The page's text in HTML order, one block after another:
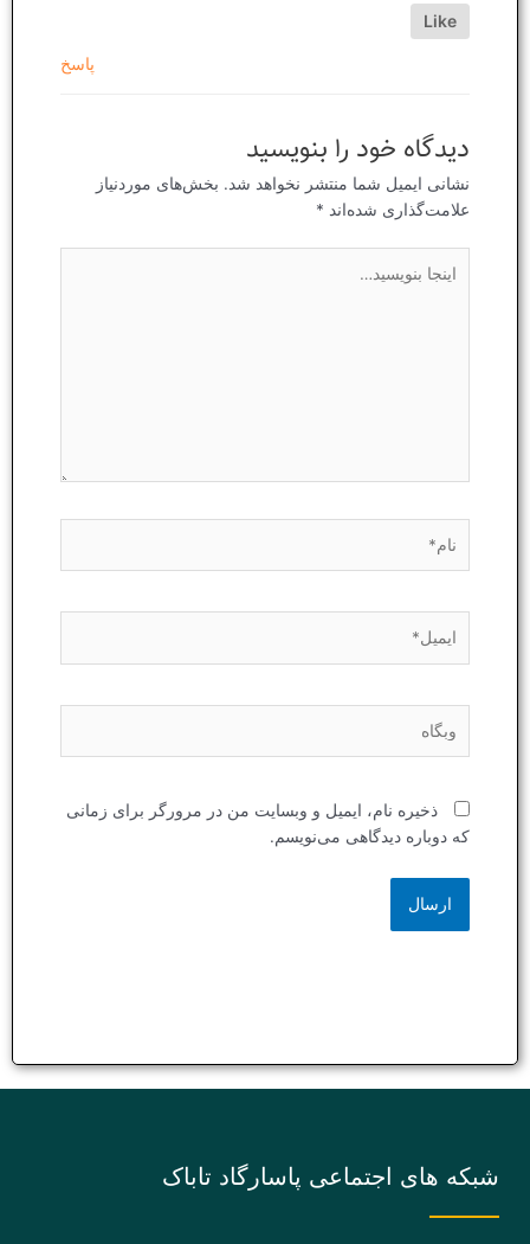
Like
پاسخ
دیدگاه‌ خود را بنویسید
نشانی ایمیل شما منتشر نخواهد شد. بخش‌های موردنیاز
علامت‌گذاری شده‌اند *
بنویسید…
ذخیره نام، ایمیل و وبسایت من در مرورگر برای زمانی
که دوباره دیدگاهی می‌نویسم.
شبکه های اجتماعی پاسارگاد تاباک